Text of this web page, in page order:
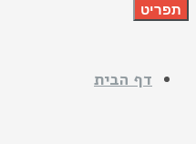
תפריט
דף הבית